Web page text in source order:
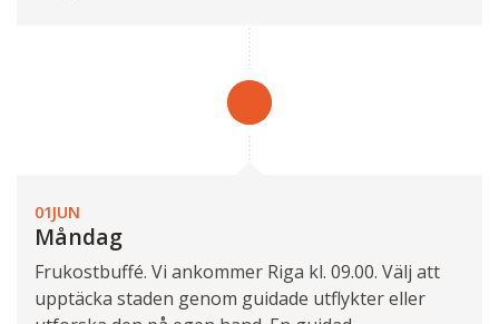
01JUN
Måndag
Frukostbuffé. Vi ankommer Riga kl. 09.00. Välj att
upptäcka staden genom guidade utflykter eller